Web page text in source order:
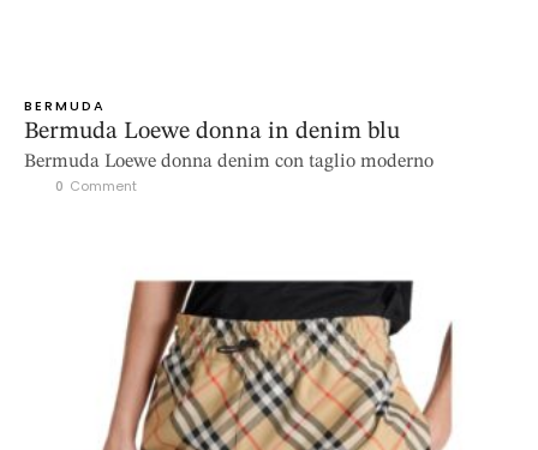
BERMUDA
Bermuda Loewe donna in denim blu
Bermuda Loewe donna denim con taglio moderno
0 Comment